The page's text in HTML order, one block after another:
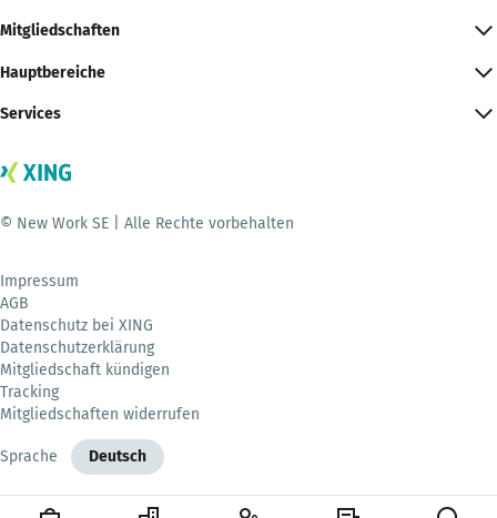
Mitgliedschaften
Hauptbereiche
Services
© New Work SE | Alle Rechte vorbehalten
Impressum
AGB
Datenschutz bei XING
Datenschutzerklärung
Mitgliedschaft kündigen
Tracking
Mitgliedschaften widerrufen
Sprache Deutsch